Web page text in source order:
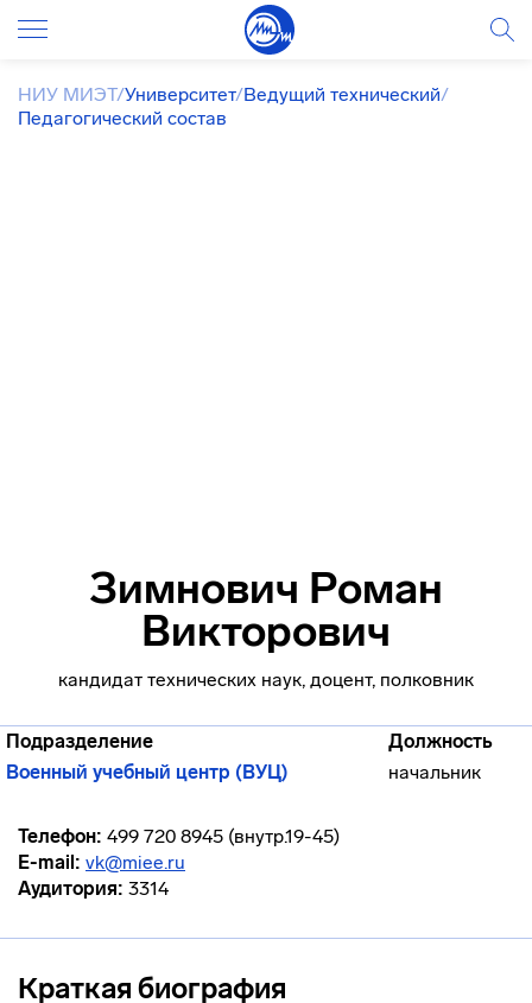
НИУ МИЭТ/Университет/Ведущий технический/
Педагогический состав
Зимнович Роман
Викторович
кандидат технических наук, доцент, полковник
Подразделение
Должность
Военный учебный центр (ВУЦ)
начальник
Телефон: 499 720 8945 (внутр.19-45)
E-mail: vk@miee.ru
Аудитория: 3314
Краткая биография